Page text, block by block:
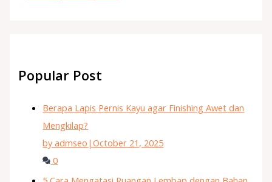
Popular Post
Berapa Lapis Pernis Kayu agar Finishing Awet dan
Mengkilap?
by admseo |October 21, 2025
0